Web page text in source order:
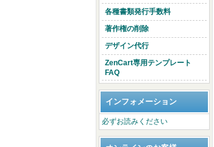
各種書類発行手数料
著作権の削除
デザイン代行
ZenCart専用テンプレート
FAQ
インフォメーション
必ずお読みください